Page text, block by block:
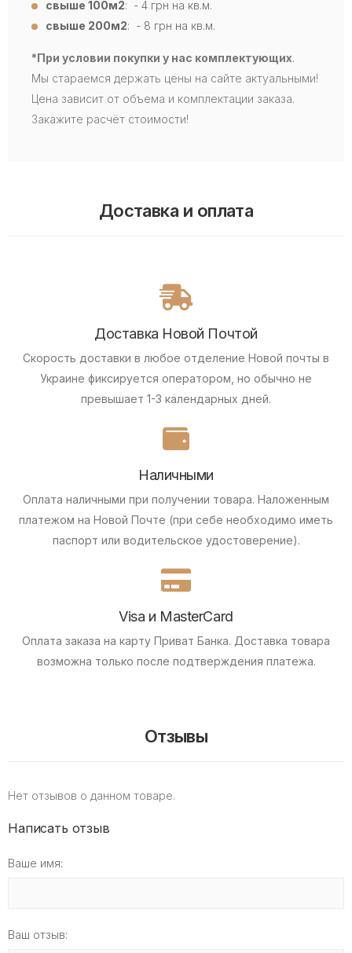
свыше 100м2: - 4 грн на кв.м.
свыше 200м2: - 8 грн на кв.м.
*При условии покупки у нас комплектующих.
Мы стараемся держать цены на сайте актуальными!
Цена зависит от объема и комплектации заказа.
Закажите расчёт стоимости!
Доставка и оплата
Доставка Новой Почтой
Скорость доставки в любое отделение Новой почты в
Украине фиксируется оператором, но обычно не
превышает 1-3 календарных дней.
Наличными
Оплата наличными при получении товара. Наложенным
платежом на Новой Почте (при себе необходимо иметь
паспорт или водительское удостоверение).
Visa и MasterCard
Оплата заказа на карту Приват Банка. Доставка товара
возможна только после подтверждения платежа.
Отзывы
Нет отзывов о данном товаре.
Написать отзыв
Ваше имя:
Ваш отзыв: